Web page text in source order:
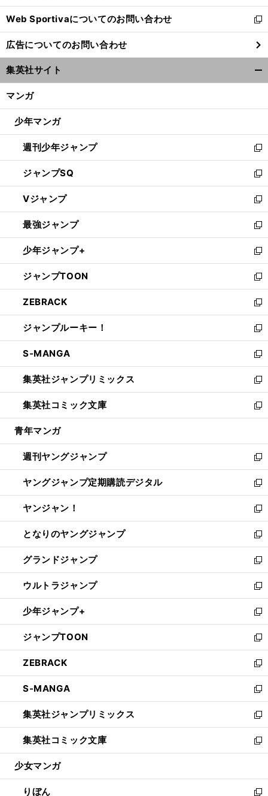
開
く
Web Sportivaについてのお問い合わせ
新
し
い
ウ
ィ
ン
ウ
開
く
広告についてのお問い合わせ
集英社サイト
マンガ
少年マンガ
週刊少年ジャンプ
新
し
い
ウ
ィ
ン
ド
ウ
で
開
く
ジャンプSQ
新
し
い
ウ
ィ
ン
ド
ウ
で
開
く
Vジャンプ
新
し
い
ウ
ィ
ン
ド
ウ
で
開
く
最強ジャンプ
新
し
い
ウ
ィ
ン
ド
ウ
で
開
く
少年ジャンプ+
新
し
い
ウ
ィ
ン
ド
ウ
で
開
く
ジャンプTOON
新
し
い
ウ
ィ
ン
ド
ウ
で
開
く
ZEBRACK
新
し
い
ウ
ィ
ン
ド
ウ
で
開
ジャンプルーキー！
新
し
い
ウ
ィ
ン
ド
ウ
開
く
S-MANGA
新
し
い
ウ
ィ
ン
ウ
で
開
く
集英社ジャンプリミックス
新
し
い
ウ
ン
ド
ウ
で
開
く
集英社コミック文庫
新
し
ウ
ィ
ン
ド
ウ
で
開
く
青年マンガ
週刊ヤングジャンプ
新
し
い
ウ
ィ
ン
ド
ウ
で
開
く
ヤングジャンプ定期購読デジタル
新
し
い
ウ
ィ
ン
ド
ウ
で
開
く
ヤンジャン！
新
し
い
ウ
ィ
ン
ド
ウ
で
開
く
となりのヤングジャンプ
新
し
い
ウ
ィ
ン
ド
ウ
で
開
く
グランドジャンプ
新
し
い
ウ
ィ
ン
ド
ウ
で
開
く
ウルトラジャンプ
新
し
い
ウ
ィ
ン
ド
ウ
で
開
く
少年ジャンプ+
新
し
い
ウ
ィ
ン
ド
ウ
で
開
く
ジャンプTOON
新
し
い
ウ
ィ
ン
ド
ウ
で
開
ZEBRACK
新
し
い
ウ
ィ
ン
ド
ウ
開
く
S-MANGA
新
し
い
ウ
ィ
ン
ウ
で
集英社ジャンプリミックス
新
し
い
ウ
ン
ド
集英社コミック文庫
新
し
ウ
ィ
少女マンガ
りぼん